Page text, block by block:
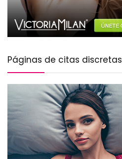
Páginas de citas discretas